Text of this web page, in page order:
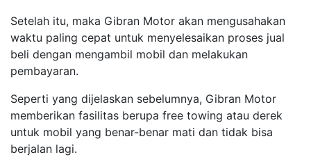
Setelah itu, maka Gibran Motor akan mengusahakan
waktu paling cepat untuk menyelesaikan proses jual
beli dengan mengambil mobil dan melakukan
pembayaran.
Seperti yang dijelaskan sebelumnya, Gibran Motor
memberikan fasilitas berupa free towing atau derek
untuk mobil yang benar-benar mati dan tidak bisa
berjalan lagi.